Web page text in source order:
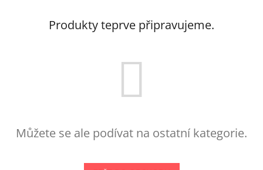
Produkty teprve připravujeme.
Můžete se ale podívat na ostatní kategorie.